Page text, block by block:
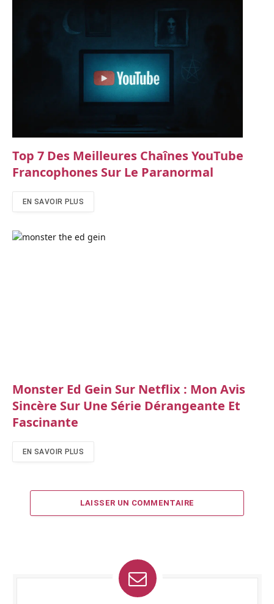
Top 7 Des Meilleures Chaînes YouTube
Francophones Sur Le Paranormal
EN SAVOIR PLUS
Monster Ed Gein Sur Netflix : Mon Avis
Sincère Sur Une Série Dérangeante Et
Fascinante
EN SAVOIR PLUS
LAISSER UN COMMENTAIRE